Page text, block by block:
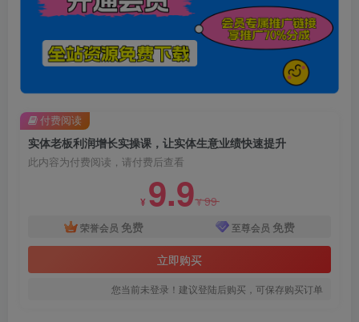
实体老板利润增长实操课，让实体生意业绩快速提升
此内容为付费阅读，请付费后查看
¥ 9.9¥99
荣誉会员 免费 至尊会员 免费
立即购买
您当前未登录！建议登陆后购买，可保存购买订单
付费阅读